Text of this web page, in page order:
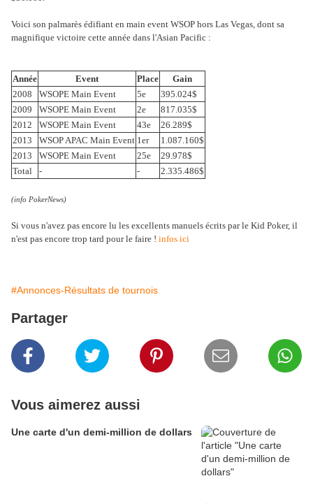
Voici son palmarès édifiant en main event WSOP hors Las Vegas, dont sa
magnifique victoire cette année dans l'Asian Pacific :
Année Event Place
Gain
2008
WSOPE Main Event 5e
395.024$
2009
WSOPE Main Event 2e
817.035$
2012
WSOPE Main Event 43e
26.289$
2013
WSOP APAC Main Event 1er
1.087.160$
2013
WSOPE Main Event 25e
29.978$
Total
- - 2.335.486$
(info PokerNews)
Si vous n'avez pas encore lu les excellents manuels écrits par le Kid Poker, il
n'est pas encore trop tard pour le faire ! infos ici
#Annonces-Résultats de tournois
Partager
Vous aimerez aussi
Une carte d'un demi-million de dollars